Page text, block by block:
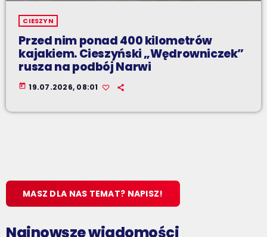
CIESZYN
Przed nim ponad 400 kilometrów
kajakiem. Cieszyński „Wędrowniczek”
rusza na podbój Narwi
today 19.07.2026, 08:01
MASZ DLA NAS TEMAT? NAPISZ!
Najnowsze wiadomości